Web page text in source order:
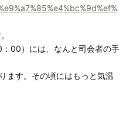
00）には、なんと司会者の手
ます。その頃にはもっと気温